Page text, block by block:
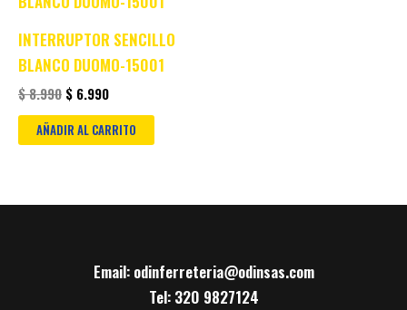
INTERRUPTOR SENCILLO
BLANCO DUOMO-15001
$8.990
was:
$ 6.990
is:
AÑADIR AL CARRITO
Email: odinferreteria@odinsas.com
Tel: 320 9827124